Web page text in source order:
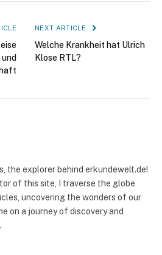
NEXT ARTICLE
Welche Krankheit hat Ulrich
Klose RTL?
the explorer behind erkundewelt.de!
of this site, I traverse the globe
uncovering the wonders of our
on a journey of discovery and